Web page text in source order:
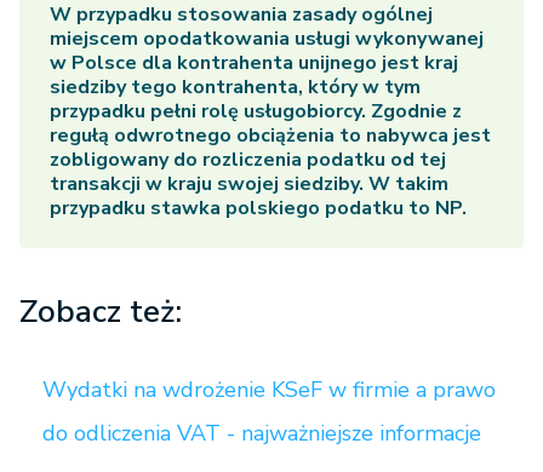
W przypadku stosowania zasady ogólnej
miejscem opodatkowania usługi wykonywanej
w Polsce dla kontrahenta unijnego jest kraj
siedziby tego kontrahenta, który w tym
przypadku pełni rolę usługobiorcy. Zgodnie z
regułą odwrotnego obciążenia to nabywca jest
zobligowany do rozliczenia podatku od tej
transakcji w kraju swojej siedziby. W takim
przypadku stawka polskiego podatku to NP.
Zobacz też:
Wydatki na wdrożenie KSeF w firmie a prawo
do odliczenia VAT - najważniejsze informacje